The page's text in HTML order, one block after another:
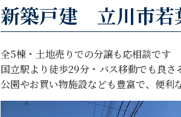
新築戸建 立川市
全5棟・土地売りでの分譲も応相談です
国立駅より徒歩29分・バス移動でも良さ
公園やお買い物施設なども豊富で、便利